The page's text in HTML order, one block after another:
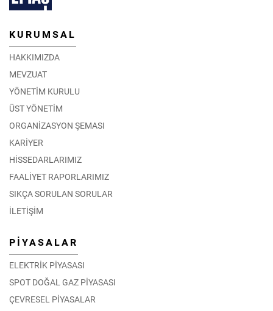
KURUMSAL
HAKKIMIZDA
MEVZUAT
YÖNETİM KURULU
ÜST YÖNETİM
ORGANİZASYON ŞEMASI
KARİYER
HİSSEDARLARIMIZ
FAALİYET RAPORLARIMIZ
SIKÇA SORULAN SORULAR
İLETİŞİM
PİYASALAR
ELEKTRİK PİYASASI
SPOT DOĞAL GAZ PİYASASI
ÇEVRESEL PİYASALAR